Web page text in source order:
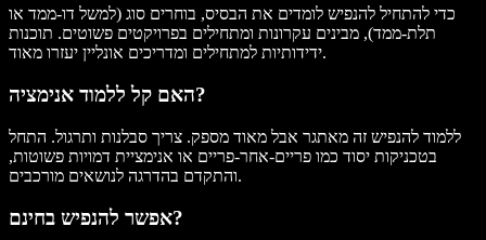
כדי להתחיל להנפיש לומדים את הבסיס, בוחרים סוג (למשל דו-ממד או
תלת-ממד), מבינים עקרונות ומתחילים בפרויקטים פשוטים. תוכנות
ידידותיות למתחילים ומדריכים אונליין יעזרו מאוד.
האם קל ללמוד אנימציה?
ללמוד להנפיש זה מאתגר אבל מאוד מספק. צריך סבלנות ותרגול. התחל
בטכניקות יסוד כמו פריים-אחר-פריים או אנימציית דמויות פשוטות,
והתקדם בהדרגה לנושאים מורכבים.
אפשר להנפיש בחינם?